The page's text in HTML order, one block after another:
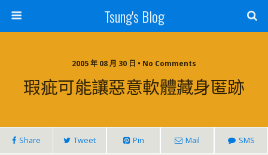
Tsung's Blog
2005 年 08 月 30 日 • No Comments
瑕疵可能讓惡意軟體藏身匿跡
Share Tweet Pin Mail SMS